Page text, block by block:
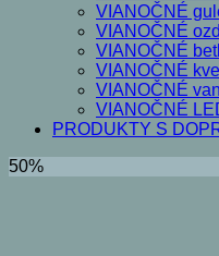
VIANOČNÉ
VIANOČNÉ
VIANOČNÉ
VIANOČNÉ
VIANOČNÉ
VIANOČNÉ
PRODUKTY S
50%